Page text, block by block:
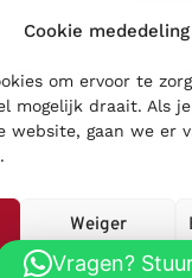
Cookie mededeling
om ervoor te
mogelijk draait. Als
website, gaan we er
Weiger
Social
| Nike|Speedo|
Vragen?